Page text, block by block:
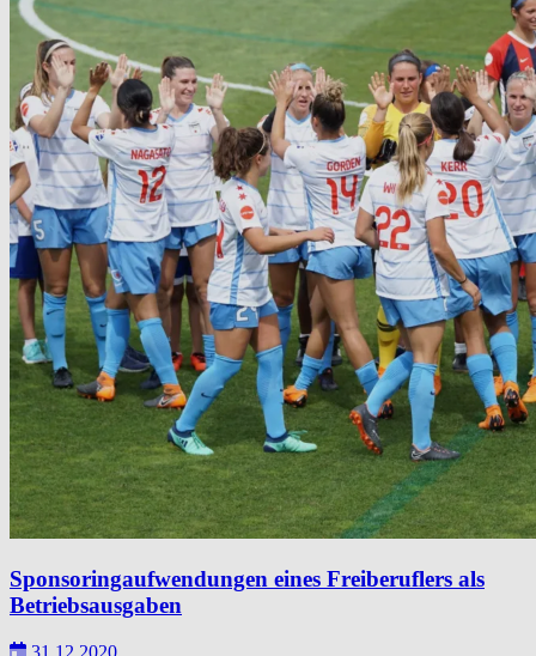
Sponsoringaufwendungen eines Freiberuflers als
Betriebsausgaben
31.12.2020